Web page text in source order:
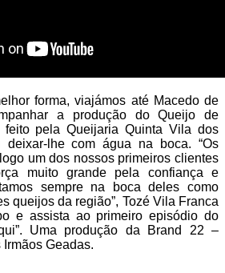
forma, viajámos até Macedo de
a produção do Queijo de
feito pela Queijaria Quinta Vila dos
lhe com água na boca. “Os
um dos nossos primeiros clientes
muito grande pela confiança e
sempre na boca deles como
queijos da região”, Tozé Vila Franca
e assista ao primeiro episódio do
Uma produção da Brand 22 –
Geadas.